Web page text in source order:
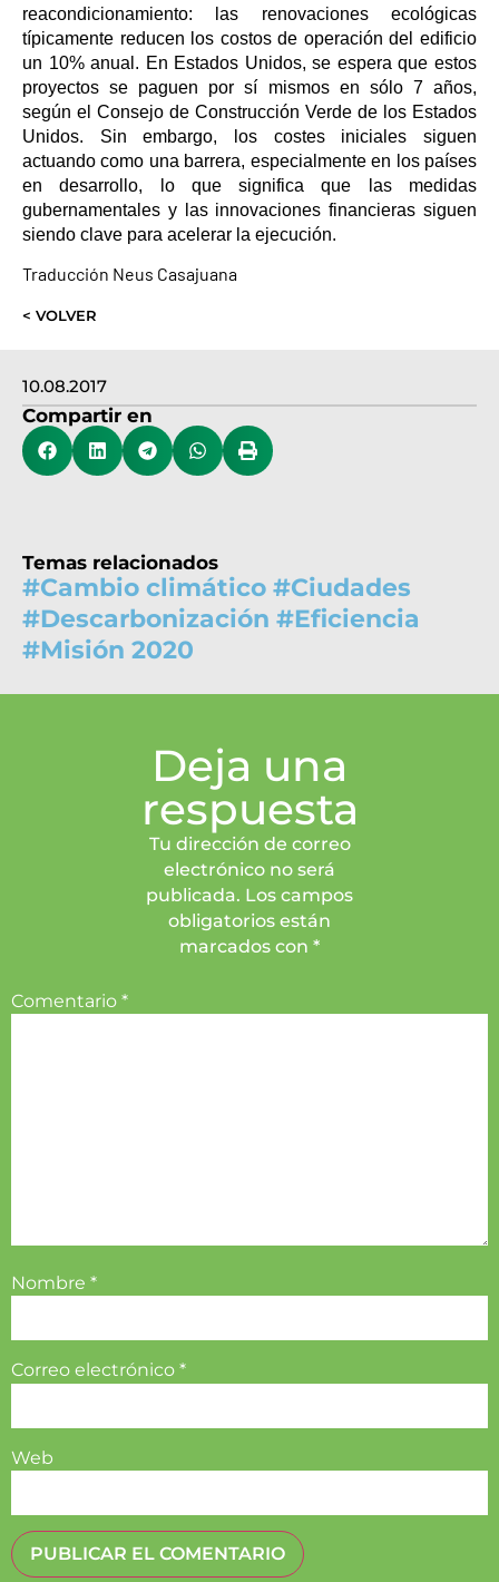
10.08.2017
Compartir en
Temas relacionados
#Cambio climático #Ciudades
#Descarbonización #Eficiencia
#Misión 2020
reacondicionamiento: las renovaciones ecológicas
típicamente reducen los costos de operación del edificio
un 10% anual. En Estados Unidos, se espera que estos
proyectos se paguen por sí mismos en sólo 7 años,
según el Consejo de Construcción Verde de los Estados
Unidos. Sin embargo, los costes iniciales siguen
actuando como una barrera, especialmente en los países
en desarrollo, lo que significa que las medidas
gubernamentales y las innovaciones financieras siguen
siendo clave para acelerar la ejecución.
Traducción Neus Casajuana
< VOLVER
Deja una
respuesta
Tu dirección de correo
electrónico no será
publicada. Los campos
obligatorios están
marcados con *
Comentario *
Nombre *
Correo electrónico *
Web